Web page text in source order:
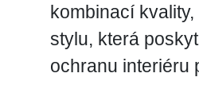
kombinací
stylu, která
ochranu interiéru